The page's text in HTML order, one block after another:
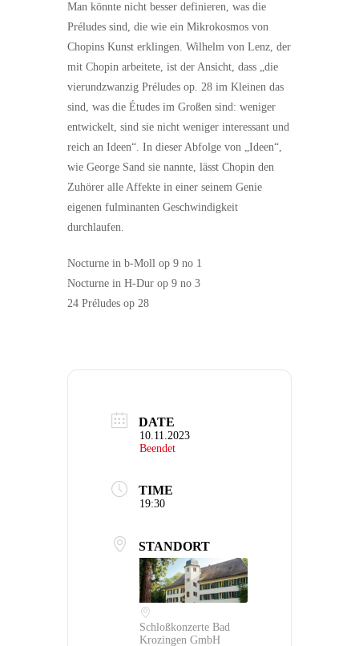
Man könnte nicht besser definieren, was die
Préludes sind, die wie ein Mikrokosmos von
Chopins Kunst erklingen. Wilhelm von Lenz, der
mit Chopin arbeitete, ist der Ansicht, dass „die
vierundzwanzig Préludes op. 28 im Kleinen das
sind, was die Études im Großen sind: weniger
entwickelt, sind sie nicht weniger interessant und
reich an Ideen“. In dieser Abfolge von „Ideen“,
wie George Sand sie nannte, lässt Chopin den
Zuhörer alle Affekte in einer seinem Genie
eigenen fulminanten Geschwindigkeit
durchlaufen.
Nocturne in b-Moll op 9 no 1
Nocturne in H-Dur op 9 no 3
24 Préludes op 28
DATE
10.11.2023
Beendet
TIME
19:30
STANDORT
Schloßkonzerte Bad
Krozingen GmbH